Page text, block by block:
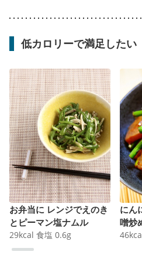
低カロリーで満足したい
お弁当に レンジでえのき
とピーマン塩ナムル
29kcal 食塩 0.6g
にん
噌炒
46